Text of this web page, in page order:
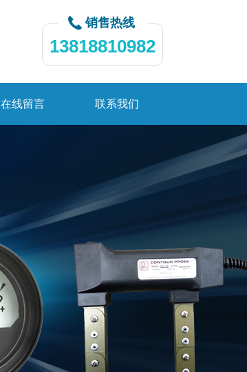
销售热线
13818810982
在线留言 联系我们